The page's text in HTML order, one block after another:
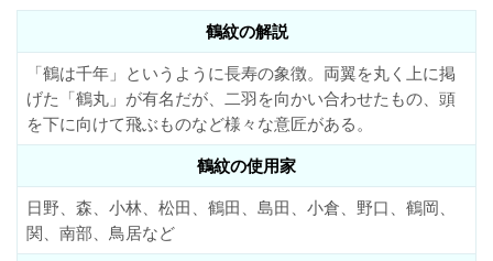
鶴紋の解説
「鶴は千年」というように長寿の象徴。両翼を丸く上に掲
げた「鶴丸」が有名だが、二羽を向かい合わせたもの、頭
を下に向けて飛ぶものなど様々な意匠がある。
鶴紋の使用家
日野、森、小林、松田、鶴田、島田、小倉、野口、鶴岡、
関、南部、鳥居など